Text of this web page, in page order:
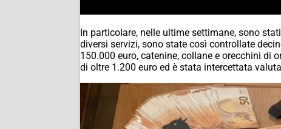
In particolare, nelle ultime settimane, sono
diversi servizi, sono state così controllate
150.000 euro, catenine, collane e orecchini di
di oltre 1.200 euro ed è stata intercettata